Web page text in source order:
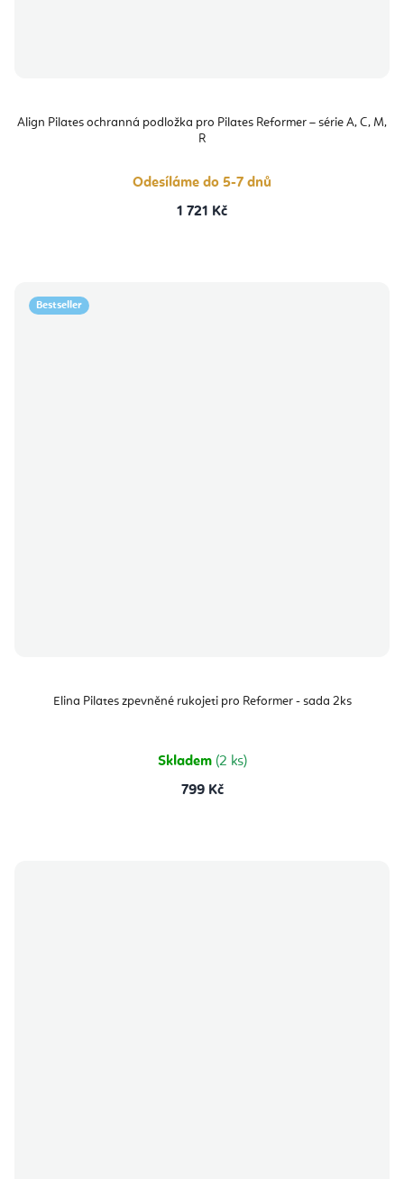
Align Pilates ochranná podložka pro Pilates Reformer – série A, C, M,
R
Odesíláme do 5-7 dnů
1 721 Kč
Bestseller
Elina Pilates zpevněné rukojeti pro Reformer - sada 2ks
Skladem (2 ks)
799 Kč